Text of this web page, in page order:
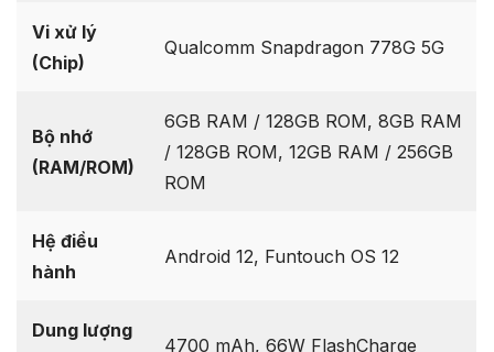
Vi xử lý
(Chip)
Qualcomm Snapdragon 778G 5G
Bộ nhớ
(RAM/ROM)
6GB RAM / 128GB ROM, 8GB RAM
/ 128GB ROM, 12GB RAM / 256GB
ROM
Hệ điều
hành
Android 12, Funtouch OS 12
Dung lượng
4700 mAh, 66W FlashCharge